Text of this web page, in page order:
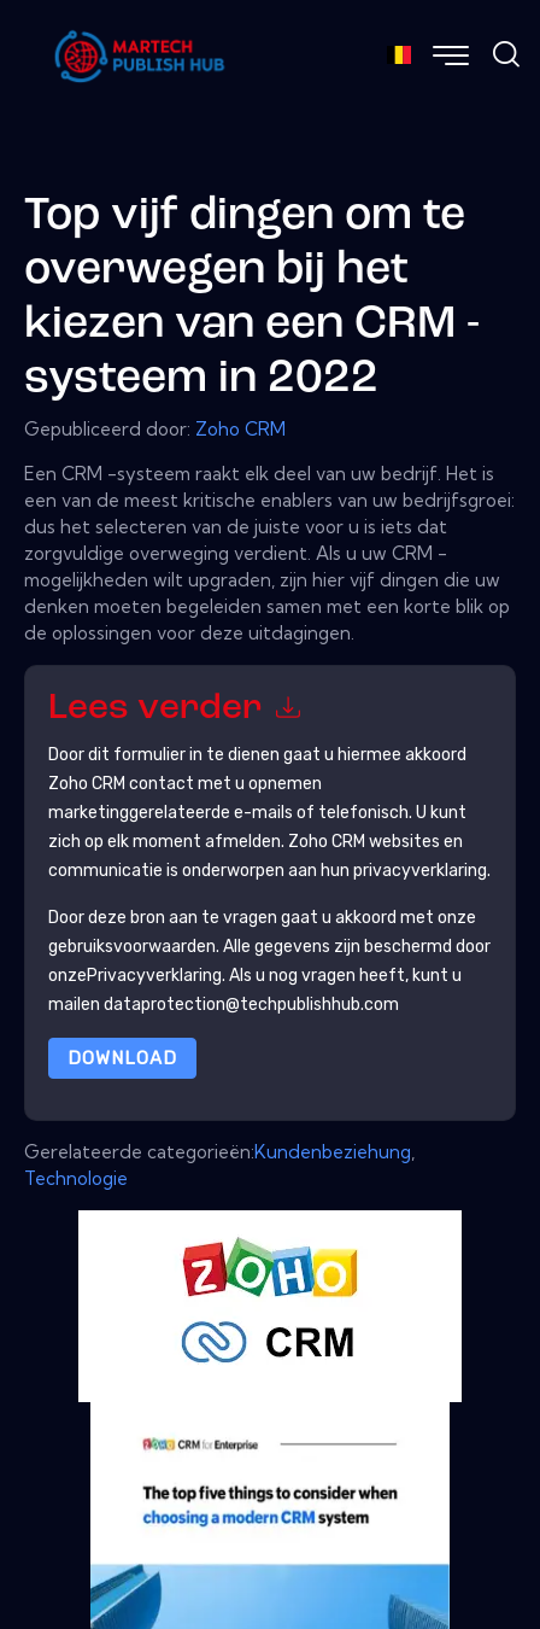
Top vijf dingen om te
overwegen bij het
kiezen van een CRM -
systeem in 2022
Gepubliceerd door: Zoho CRM
Een CRM -systeem raakt elk deel van uw bedrijf. Het is
een van de meest kritische enablers van uw bedrijfsgroei:
dus het selecteren van de juiste voor u is iets dat
zorgvuldige overweging verdient. Als u uw CRM -
mogelijkheden wilt upgraden, zijn hier vijf dingen die uw
denken moeten begeleiden samen met een korte blik op
de oplossingen voor deze uitdagingen.
Lees verder
Door dit formulier in te dienen gaat u hiermee akkoord
Zoho CRM contact met u opnemen
marketinggerelateerde e-mails of telefonisch. U kunt
zich op elk moment afmelden. Zoho CRM websites en
communicatie is onderworpen aan hun privacyverklaring.
Door deze bron aan te vragen gaat u akkoord met onze
gebruiksvoorwaarden. Alle gegevens zijn beschermd door
onzePrivacyverklaring. Als u nog vragen heeft, kunt u
mailen dataprotection@techpublishhub.com
DOWNLOAD
Gerelateerde categorieën:Kundenbeziehung
Technologie